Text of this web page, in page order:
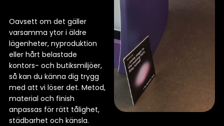
Oavsett om det gäller
varsamma ytor i äldre
lägenheter, nyproduktion
eller hårt belastade
kontors- och butiksmiljöer,
så kan du känna dig trygg
med att vi löser det. Metod,
material och finish
anpassas för rätt tålighet,
städbarhet och känsla.